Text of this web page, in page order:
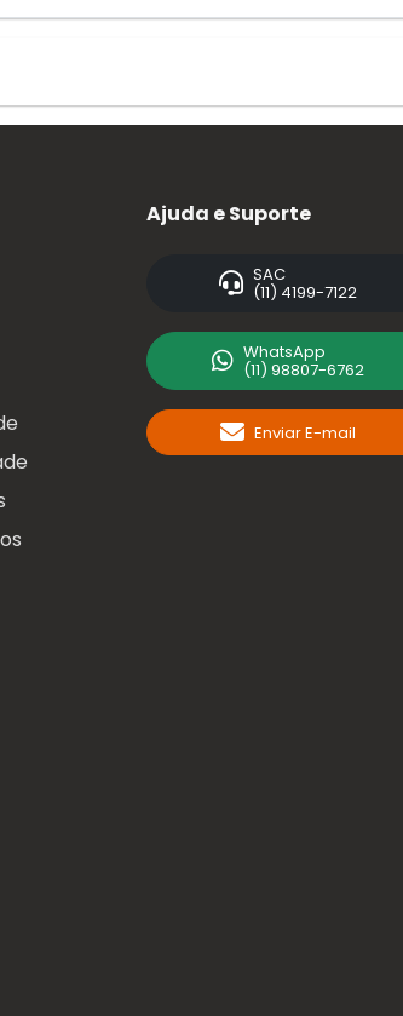
Ajuda e Suporte
SAC
(11) 4199-7122
WhatsApp
(11) 98807-6762
Enviar E-mail